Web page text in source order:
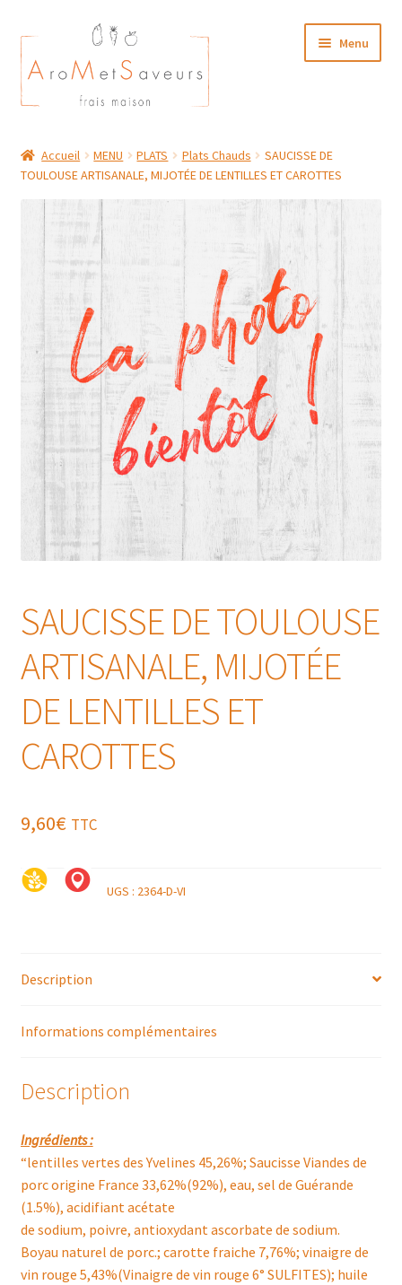
Aller
à
la
navigation
Aller
au
contenu
Menu
Plat du Jour/ Menu Week end
NOS BOUTIQUES
MON COMPTE
Accueil MENU PLATS Plats Chauds
SAUCISSE DE
TOULOUSE ARTISANALE, MIJOTÉE DE LENTILLES ET CAROTTES
SAUCISSE DE TOULOUSE
ARTISANALE, MIJOTÉE
DE LENTILLES ET
CAROTTES
9,60€ TTC
UGS : 2364-D-VI
Description
Informations complémentaires
Description
Ingrédients :
“lentilles vertes des Yvelines 45,26%; Saucisse Viandes de
porc origine France 33,62%(92%), eau, sel de Guérande
(1.5%), acidifiant acétate
de sodium, poivre, antioxydant ascorbate de sodium.
Boyau naturel de porc.; carotte fraiche 7,76%; vinaigre de
vin rouge 5,43%(Vinaigre de vin rouge 6° SULFITES); huile